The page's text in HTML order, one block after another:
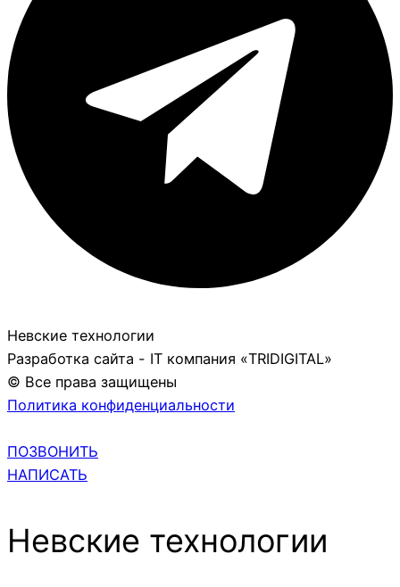
Невские технологии
Разработка сайта - IT компания «TRIDIGITAL»
© Все права защищены
Политика конфиденциальности
ПОЗВОНИТЬ
НАПИСАТЬ
Невские технологии